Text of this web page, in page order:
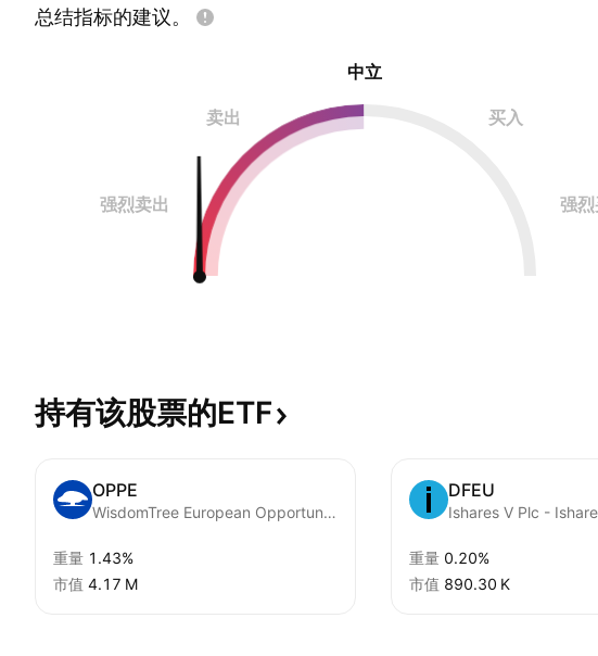
总结指标的建议。
中立
卖出 买入
强烈卖出 强
持有该股票的ETF
OPPE
WisdomTree European Opportunities Fund
重量 1.43%
市值 ‪4.17 M‬
DFEU
重量 0.20%
市值 ‪890.30 K‬